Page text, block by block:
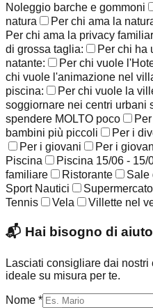
Noleggio barche e gommoni
natura
Per chi ama la
Per chi ama la privacy
di grossa taglia:
Per chi ha
natante:
Per chi vuole
chi vuole l'animazione nel
piscina:
Per chi vuole la
soggiornare nei centri urbani
spendere MOLTO poco
bambini più piccoli
Per i
Per i giovani
Per i
Piscina
Piscina 15/06 - 15/
familiare
Ristorante Sale
Sport Nautici
Supermercato
Tennis
Vela Villette nel
📬 Hai bisogno di
Lasciati consigliare dai
ideale su misura per te.
Nome *